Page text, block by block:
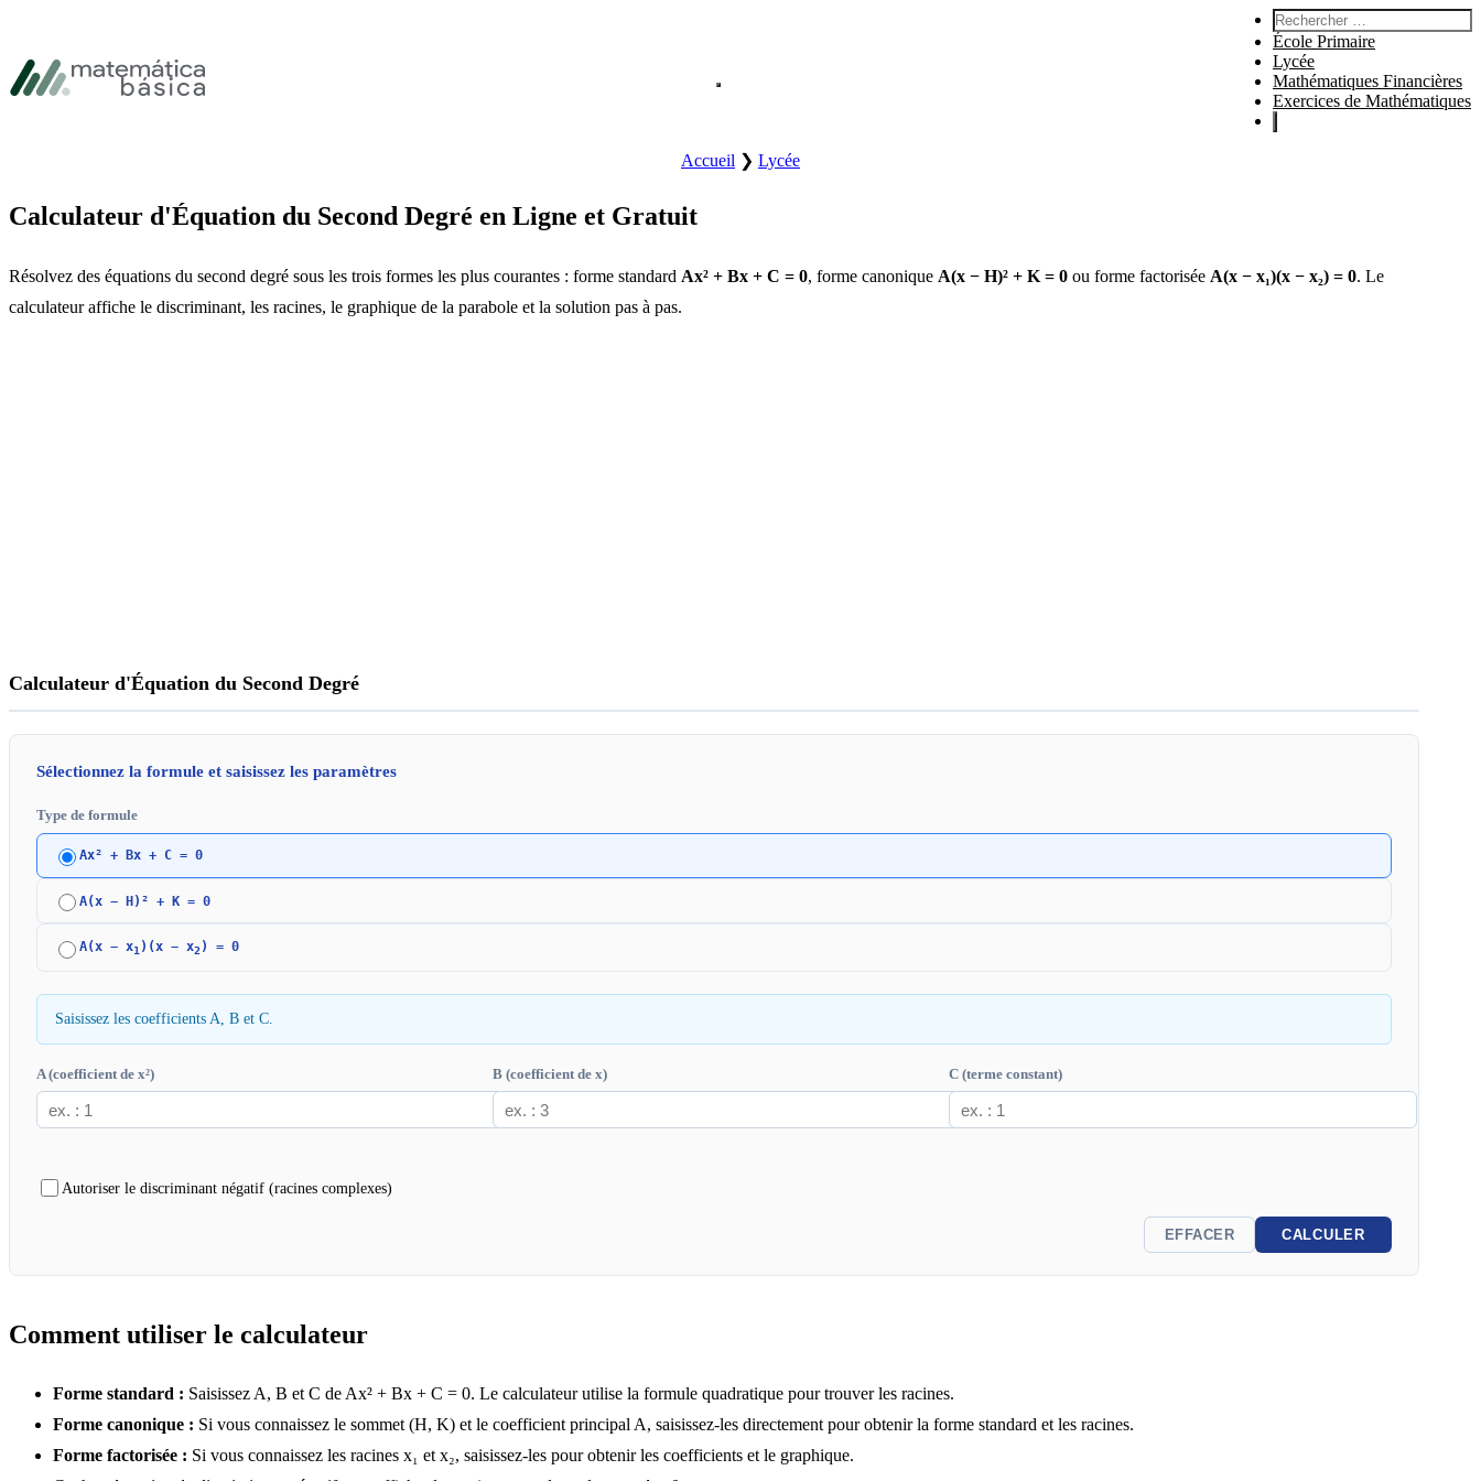
Passer au pied de page
Ouvrir le menu principal.
Rechercher :
École Primaire
Lycée
Mathématiques Financières
Exercices de Mathématiques
Accueil ❯ Lycée
Calculateur d'Équation du Second Degré en Ligne et Gratuit
Résolvez des équations du second degré sous les trois formes les plus courantes : forme standard Ax² + Bx + C = 0, forme canonique A(x − H)² + K = 0 ou forme factorisée A(x − x₁)(x − x₂) = 0. Le
calculateur affiche le discriminant, les racines, le graphique de la parabole et la solution pas à pas.
Calculateur d'Équation du Second Degré
Sélectionnez la formule et saisissez les paramètres
Type de formule
Ax² + Bx + C = 0
A(x − H)² + K = 0
A(x − x1 )(x − x2 ) = 0
Saisissez les coefficients A, B et C.
A (coefficient de x²) B (coefficient de x) C (terme constant)
Autoriser le discriminant négatif (racines complexes)
EFFACER CALCULER
Comment utiliser le calculateur
Forme standard : Saisissez A, B et C de Ax² + Bx + C = 0. Le calculateur utilise la formule quadratique pour trouver les racines.
Forme canonique : Si vous connaissez le sommet (H, K) et le coefficient principal A, saisissez-les directement pour obtenir la forme standard et les racines.
Forme factorisée : Si vous connaissez les racines x₁ et x₂, saisissez-les pour obtenir les coefficients et le graphique.